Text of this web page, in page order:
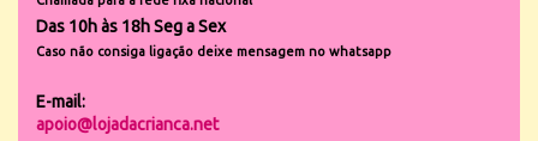
Das 10h às 18h Seg a Sex
Caso não consiga ligação deixe mensagem no whatsapp
E-mail:
apoio@lojadacrianca.net